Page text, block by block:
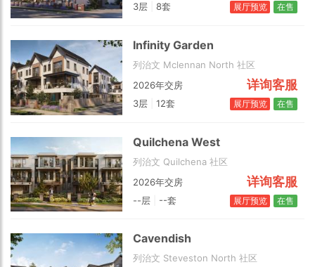
3层 8套 在售
展厅预览
Infinity Garden
列治文 Mclennan North 社区
2026年交房
详询客服
3层 12套 在售
展厅预览
Quilchena West
列治文 Quilchena 社区
2026年交房
详询客服
--层 --套 在售
展厅预览
Cavendish
列治文 Steveston North 社区